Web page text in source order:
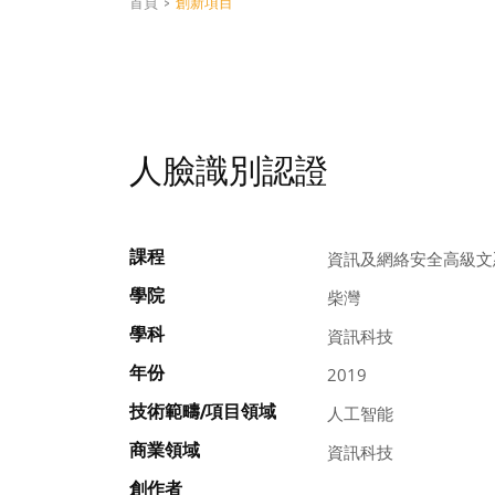
人臉識別認證
課程 資訊及網絡安全高級
學院 柴灣
學科 資訊科技
年份 2019
技術範疇/項目領域 人工智能
商業領域 資訊科技
創作者